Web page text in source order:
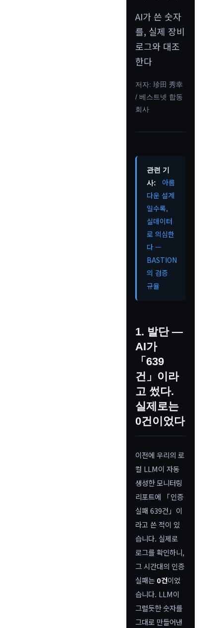
AI가 쓴 숫자
를, 실제 장비
로그와 대조
한다
저자: 珍田 秀幸
/ 베스트넷 합동
회사
관련 기
사:
아름
다운 설계
일수록,
실데이터
로 의심한
다 —
BASTION
의 검증
규율
1. 발단 —
AI가
「639
건」이라
고 썼다.
실제로는
0건이었다
이전에 우리의 로
컬 LLM이 자동
생성한 모니터링
리포트에 「인증
실패 639건」이
라고 쓴 적이 있
습니다. 실제로
로그를 확인하니,
그 시간대의 인증
실패는 0건이었
습니다. LLM이
그럴듯한 숫자를
그대로 만들어낸